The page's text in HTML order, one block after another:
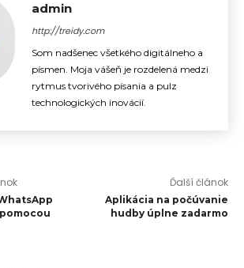
admin
http://treidy.com
Som nadšenec všetkého digitálneho a
písmen. Moja vášeň je rozdelená medzi
rytmus tvorivého písania a pulz
technologických inovácií.
Ďalší článok
Aplikácia na počúvanie
hudby úplne zadarmo